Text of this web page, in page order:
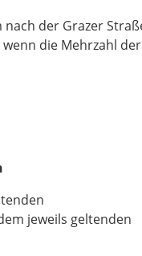
nach der Grazer
die Mehrzahl
jeweils geltenden